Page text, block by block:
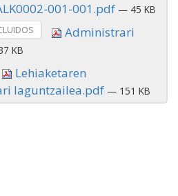
001-001.pdf — 45 KB
Administrari
KB
Lehiaketaren
laguntzailea.pdf — 151 KB